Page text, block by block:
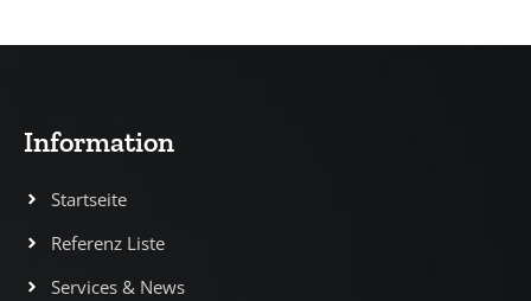
Information
Startseite
Referenz Liste
Services & News